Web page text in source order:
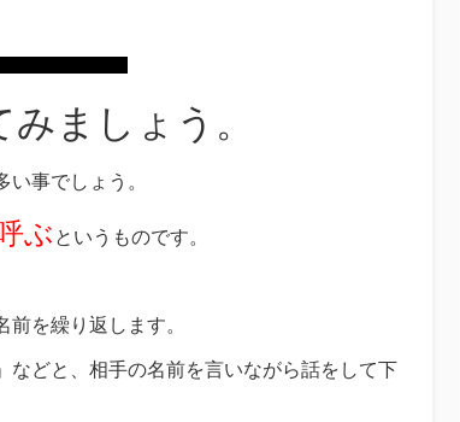
ましょう。
事でしょう。
ぶ というものです。
を繰り返します。
などと、相手の名前を言いながら話をして下